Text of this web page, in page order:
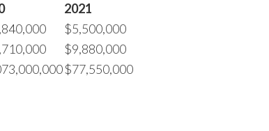
2021
$5,500,000
$9,880,000
$77,550,000